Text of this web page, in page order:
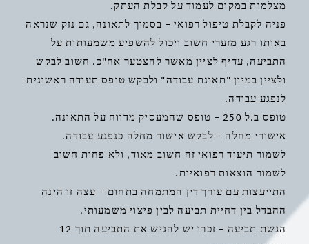
מצלמות במקום לעמוד על קבלת העתק.
פניה לקבלת טיפול רפואי – בסמוך לתאונה, גם נזק שנראה
באותו רגע מזערי חשוב ויכול להשפיע משמעותית על
התביעה, עדיף לציין מאשר להצטער אח"כ. חשוב לבקש
ולציין במיון "תאונת עבודה" ולבקש טופס תעודה ראשונית
לנפגע עבודה.
טופס ב.ל 250 – טופס שהמעסיק מדווח על התאונה.
אישורי מחלה – לבקש אישור מחלה כנפגע עבודה.
לשמור תיעוד רפואי זה חשוב מאוד, ולא פחות חשוב
לשמור הוצאות רפואיות.
התייעצות עם עורך דין המתמחה בתחום – עצה זו הינה
ההבדל בין דחיית תביעה לבין פיצוי משמעותי.
הגשת תביעה – זכרו יש להגיש את התביעה תוך 12